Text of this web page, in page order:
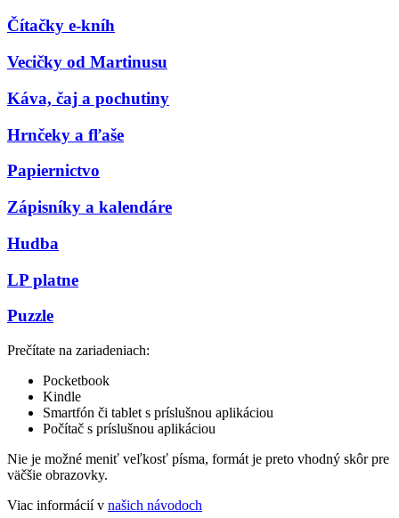
Čítačky e-kníh
Vecičky od Martinusu
Káva, čaj a pochutiny
Hrnčeky a fľaše
Papiernictvo
Zápisníky a kalendáre
Hudba
LP platne
Puzzle
Prečítate na zariadeniach:
Pocketbook
Kindle
Smartfón či tablet s príslušnou aplikáciou
Počítač s príslušnou aplikáciou
Nie je možné meniť veľkosť písma, formát je preto vhodný skôr pre
väčšie obrazovky.
Viac informácií v našich návodoch